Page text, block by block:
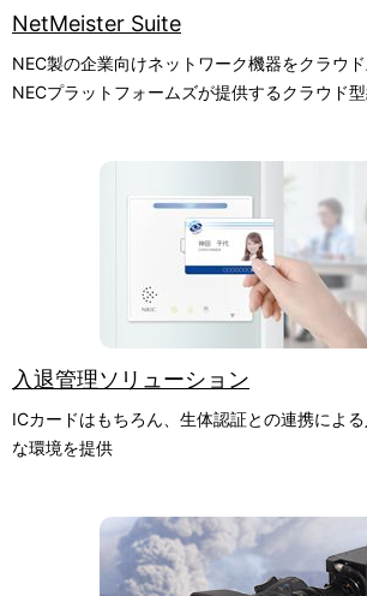
NEC製の企業向けネットワーク機器をクラウド
NECプラットフォームズが提供するクラウド
NetMeister Suite
ICカードはもちろん、生体認証との連携によ
な環境を提供
入退管理ソリューション